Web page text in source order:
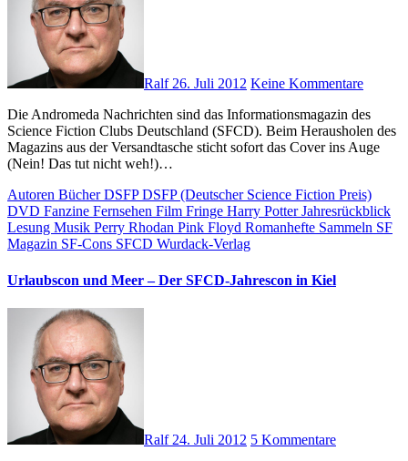
Ralf26. Juli 2012 Keine Kommentare
Die Andromeda Nachrichten sind das Informationsmagazin des
Science Fiction Clubs Deutschland (SFCD). Beim Herausholen des
Magazins aus der Versandtasche sticht sofort das Cover ins Auge
(Nein! Das tut nicht weh!)…
Autoren BücherDSFPDSFP (Deutscher Science Fiction Preis)
DVD Fanzine Fernsehen Film Fringe Harry PotterJahresrückblick
Lesung Musik Perry Rhodan Pink Floyd Romanhefte Sammeln SF
Magazin SF-Cons SFCD Wurdack-Verlag
Urlaubscon und Meer – Der SFCD-Jahrescon in Kiel
Ralf 24. Juli 2012 5 Kommentare